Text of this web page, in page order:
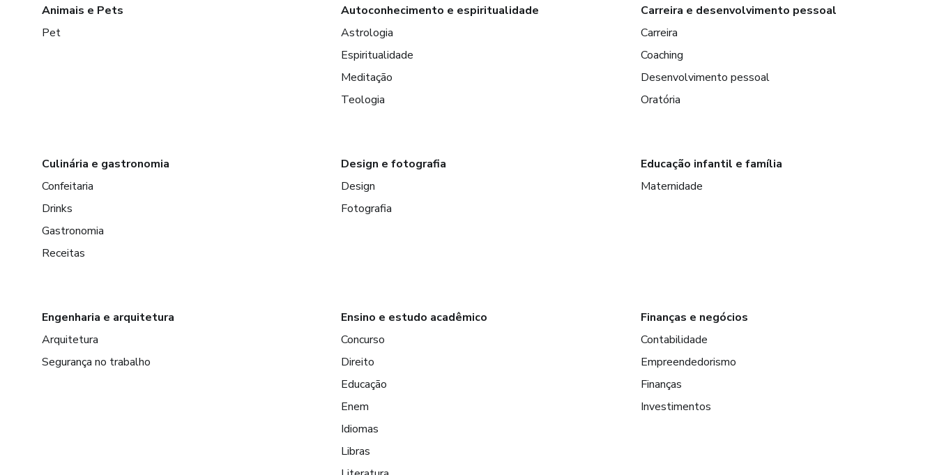
Animais e Pets
Pet
Autoconhecimento e espiritualidade
Astrologia
Espiritualidade
Meditação
Teologia
Carreira e desenvolvimento pessoal
Carreira
Coaching
Desenvolvimento pessoal
Oratória
Culinária e gastronomia
Confeitaria
Drinks
Gastronomia
Receitas
Design e fotografia
Design
Fotografia
Educação infantil e família
Maternidade
Engenharia e arquitetura
Arquitetura
Segurança no trabalho
Ensino e estudo acadêmico
Concurso
Direito
Educação
Enem
Idiomas
Libras
Finanças e negócios
Contabilidade
Empreendedorismo
Finanças
Investimentos